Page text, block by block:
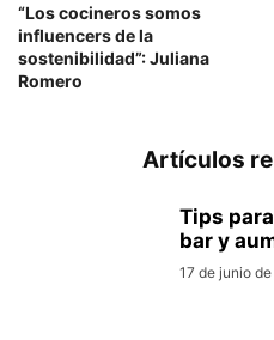
“Los cocineros somos
influencers de la
sostenibilidad”: Juliana
Romero
Artículos
Tips
bar y
17 de junio